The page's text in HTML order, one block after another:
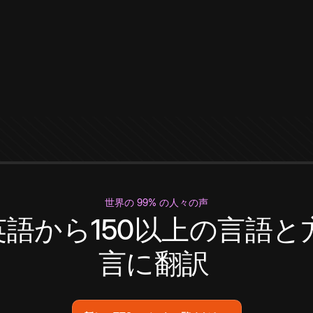
世界の 99% の人々の声
から150以上の言語と
言に翻訳